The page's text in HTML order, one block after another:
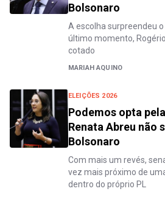
Bolsonaro
A escolha surpreendeu
último momento,
cotado
MARIAH AQUINO
ELEIÇÕES 2026
Podemos opta
Renata Abreu não
Bolsonaro
Com mais um revés,
vez mais próximo de
dentro do próprio PL